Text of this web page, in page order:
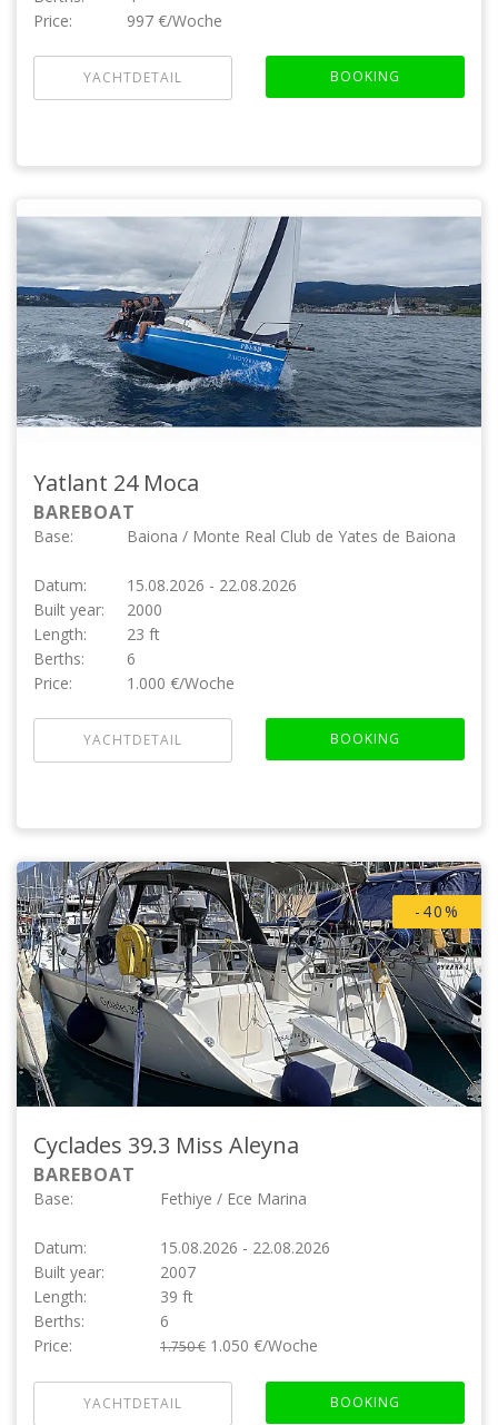
Price:
997 €/Woche
YACHTDETAIL BOOKING
Yatlant 24 Moca
BAREBOAT
Base: Baiona / Monte Real Club de Yates de Baiona
Datum:
15.08.2026 - 22.08.2026
Built year:
2000
Length:
23 ft
Berths:
6
Price:
1.000 €/Woche
YACHTDETAIL BOOKING
-40%
Cyclades 39.3 Miss Aleyna
BAREBOAT
Base: Fethiye / Ece Marina
Datum:
15.08.2026 - 22.08.2026
Built year:
2007
Length:
39 ft
Berths:
6
Price:
1.750 € 1.050 €/Woche
YACHTDETAIL BOOKING